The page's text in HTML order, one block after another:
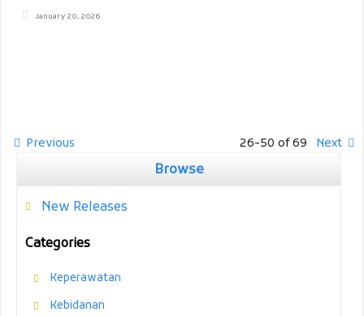
January 20, 2026
Previous 26-50 of 69 Next
Browse
New Releases
Categories
Keperawatan
Kebidanan